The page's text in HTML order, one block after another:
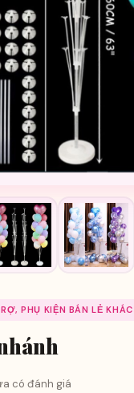
PHỤ KIỆN BÁN LẺ KHÁC
có đánh giá